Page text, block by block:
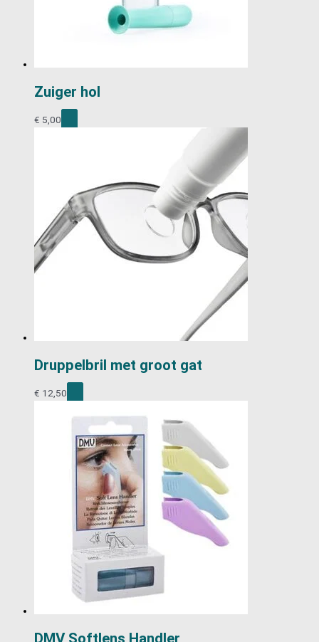
Zuiger hol
€ 5,00
Druppelbril met groot gat
€ 12,50